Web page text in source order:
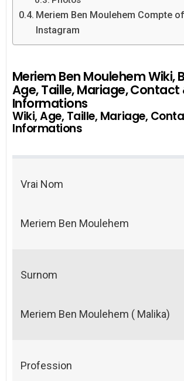
Meriem Ben Moulehem Compte
Instagram
Meriem Ben Moulehem Wiki,
Age, Taille, Mariage, Contact
Informations
Wiki, Age, Taille, Mariage,
Informations
Vrai Nom
Meriem Ben Moulehem
Surnom
Meriem Ben Moulehem ( Malika)
Profession